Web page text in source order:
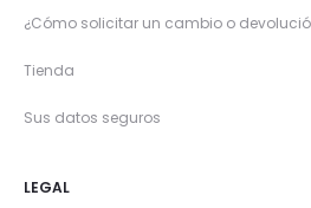
¿Cómo solicitar un cambio o
Tienda
Sus datos seguros
LEGAL